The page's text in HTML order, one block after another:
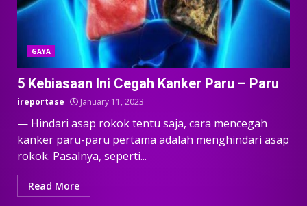
GAYA
5 Kebiasaan Ini Cegah Kanker Paru – Paru
ireportase January 11, 2023
— Hindari asap rokok tentu saja, cara mencegah
kanker paru-paru pertama adalah menghindari asap
rokok. Pasalnya, seperti...
Read More